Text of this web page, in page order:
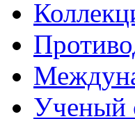
Ученый